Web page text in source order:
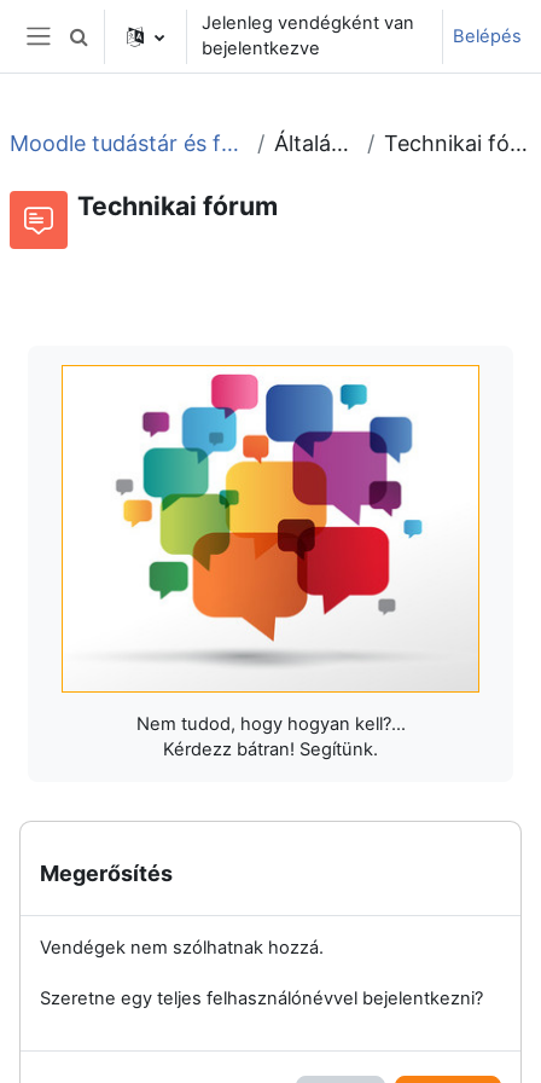
Tovább a fő tartalomhoz
Oldalpanel
Keresési bemeneti adatok váltása
Jelenleg vendégként van
bejelentkezve
Belépés
Moodle tudástár és fórum Általános Technikai fórum
Technikai fórum
Nem tudod, hogy hogyan kell?...
Kérdezz bátran! Segítünk.
Megerősítés
Vendégek nem szólhatnak hozzá.
Szeretne egy teljes felhasználónévvel bejelentkezni?